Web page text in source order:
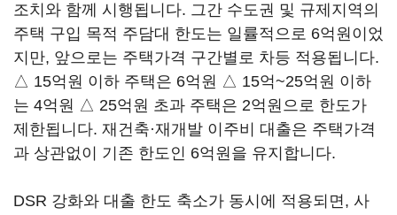
조치와 함께 시행됩니다. 그간 수도권 및 규제지역의
주택 구입 목적 주담대 한도는 일률적으로 6억원이었
지만, 앞으로는 주택가격 구간별로 차등 적용됩니다.
△ 15억원 이하 주택은 6억원 △ 15억~25억원 이하
는 4억원 △ 25억원 초과 주택은 2억원으로 한도가
제한됩니다. 재건축·재개발 이주비 대출은 주택가격
과 상관없이 기존 한도인 6억원을 유지합니다.
DSR 강화와 대출 한도 축소가 동시에 적용되면, 사